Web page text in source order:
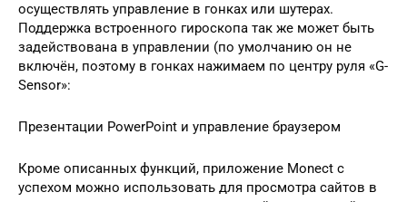
осуществлять управление в гонках или шутерах.
Поддержка встроенного гироскопа так же может быть
задействована в управлении (по умолчанию он не
включён, поэтому в гонках нажимаем по центру руля «G-
Sensor»:
Презентации PowerPoint и управление браузером
Кроме описанных функций, приложение Monect с
успехом можно использовать для просмотра сайтов в